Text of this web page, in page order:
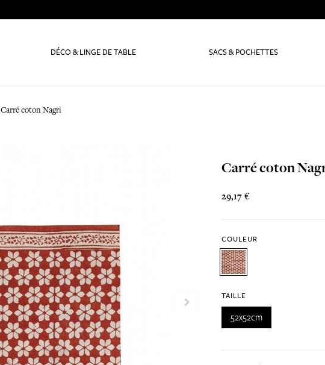
DÉCO & LINGE DE TABLE SACS & POCHETTES
Carré coton Nagri
Carré coton
29,17 €
COULEUR
TAILLE
52x52cm